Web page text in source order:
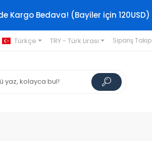
Kargo Bedava! (Bayiler için 120USD)
Türkçe TRY - Türk Lirası Sipariş Takip